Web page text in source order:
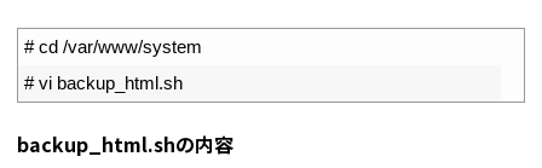
# cd /var/www/system
# vi backup_html.sh
backup_html.shの内容